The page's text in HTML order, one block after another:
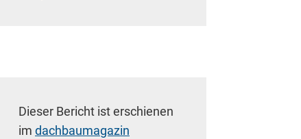
Dieser Bericht ist erschienen
im dachbaumagazin